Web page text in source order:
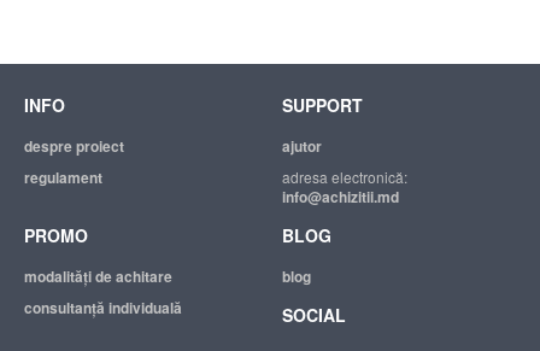
INFO
despre proiect
regulament
SUPPORT
ajutor
adresa electronică:
info@achizitii.md
PROMO
modalităţi de achitare
consultanță individuală
BLOG
blog
SOCIAL